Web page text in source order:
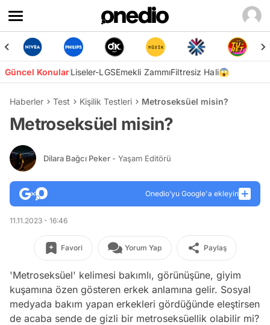
Güncel KonularLiseler-LGSEmekli ZammıFiltresiz Hali😱
Haberler Test Kişilik Testleri Metroseksüel misin?
Metroseksüel misin?
Dilara Bağcı Peker - Yaşam Editörü
Onedio’yu Google'a ekleyin
11.11.2023 - 16:46
Favori Yorum Yap Paylaş
'Metroseksüel' kelimesi bakımlı, görünüşüne, giyim
kuşamına özen gösteren erkek anlamına gelir. Sosyal
medyada bakım yapan erkekleri gördüğünde eleştirsen
de acaba sende de gizli bir metroseksüellik olabilir mi?